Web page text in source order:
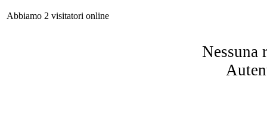
Abbiamo 2 visitatori online
Nessuna